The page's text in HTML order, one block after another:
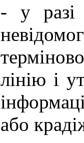
- у разі
лінію і
або